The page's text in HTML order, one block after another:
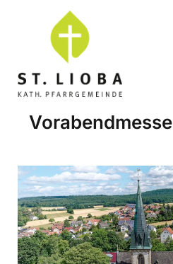
Vorabendmesse